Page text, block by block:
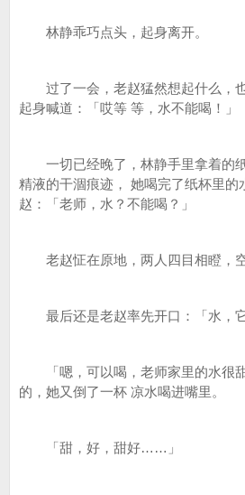
林静乖巧点头，起身离开。
过了一会，老赵猛然想起什么，
起身喊道：「哎等 等，水不能喝！」
一切已经晚了，林静手里拿着的
精液的干涸痕迹， 她喝完了纸杯里的
赵：「老师，水？不能喝？」
老赵怔在原地，两人四目相瞪，空
最后还是老赵率先开口：「水，它
「嗯，可以喝，老师家里的水很
的，她又倒了一杯 凉水喝进嘴里。
「甜，好，甜好……」